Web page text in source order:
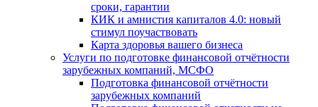
сроки, гарантии
КИК и амнистия капиталов 4.0: новый
стимул поучаствовать
Карта здоровья вашего бизнеса
Услуги по подготовке финансовой отчётности
зарубежных компаний, МСФО
Подготовка финансовой отчётности
зарубежных компаний